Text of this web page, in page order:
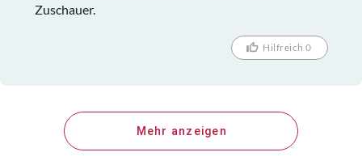
Zuschauer.
Hilfreich 0
Mehr anzeigen